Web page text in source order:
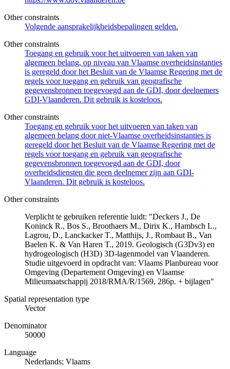
Other constraints
Volgende aansprakelijkheidsbepalingen gelden.
Other constraints
Toegang en gebruik voor het uitvoeren van taken van
algemeen belang, op niveau van Vlaamse overheidsinstanties
is geregeld door het Besluit van de Vlaamse Regering met de
regels voor toegang en gebruik van geografische
gegevensbronnen toegevoegd aan de GDI, door deelnemers
GDI-Vlaanderen. Dit gebruik is kosteloos.
Other constraints
Toegang en gebruik voor het uitvoeren van taken van
algemeen belang door niet-Vlaamse overheidsinstanties is
geregeld door het Besluit van de Vlaamse Regering met de
regels voor toegang en gebruik van geografische
gegevensbronnen toegevoegd aan de GDI, door
overheidsdiensten die geen deelnemer zijn aan GDI-
Vlaanderen. Dit gebruik is kosteloos.
Other constraints
Verplicht te gebruiken referentie luidt: "Deckers J., De
Koninck R., Bos S., Broothaers M., Dirix K., Hambsch L.,
Lagrou, D., Lanckacker T., Matthijs, J., Rombaut B., Van
Baelen K. & Van Haren T., 2019. Geologisch (G3Dv3) en
hydrogeologisch (H3D) 3D-lagenmodel van Vlaanderen.
Studie uitgevoerd in opdracht van: Vlaams Planbureau voor
Omgeving (Departement Omgeving) en Vlaamse
Milieumaatschappij 2018/RMA/R/1569, 286p. + bijlagen"
Spatial representation type
Vector
Denominator
50000
Language
Nederlands; Vlaams